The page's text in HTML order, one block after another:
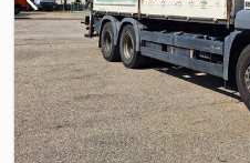
međuprodaju. Pregled je moguć
upite putem WhatsApp-a ne